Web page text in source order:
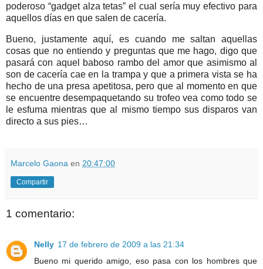
poderoso “gadget alza tetas” el cual sería muy efectivo para
aquellos días en que salen de cacería.
Bueno, justamente aquí, es cuando me saltan aquellas
cosas que no entiendo y preguntas que me hago, digo que
pasará con aquel baboso rambo del amor que asimismo al
son de cacería cae en la trampa y que a primera vista se ha
hecho de una presa apetitosa, pero que al momento en que
se encuentre desempaquetando su trofeo vea como todo se
le esfuma mientras que al mismo tiempo sus disparos van
directo a sus pies…
Marcelo Gaona en 20:47:00
Compartir
1 comentario:
Nelly 17 de febrero de 2009 a las 21:34
Bueno mi querido amigo, eso pasa con los hombres que